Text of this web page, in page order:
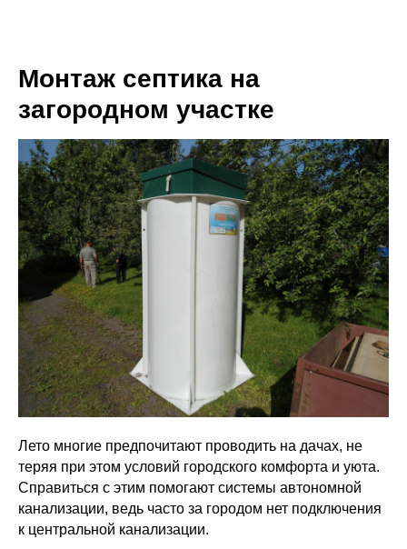
Монтаж септика на
загородном участке
Лето многие предпочитают проводить на дачах, не
теряя при этом условий городского комфорта и уюта.
Справиться с этим помогают системы автономной
канализации, ведь часто за городом нет подключения
к центральной канализации.